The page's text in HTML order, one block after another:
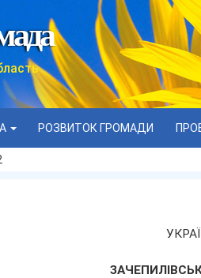
РОЗВИТОК ГРОМАДИ